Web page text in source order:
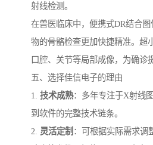
射线检测。
在兽医临床中，便携式DR结合
物的骨骼检查更加快捷精准。超
口腔、关节等局部成像，为确诊
五、选择佳信电子的理由
1. 技术成熟：多年专注于X射线
到软件的完整技术链条。
2. 灵活定制 ：可根据实际需求调